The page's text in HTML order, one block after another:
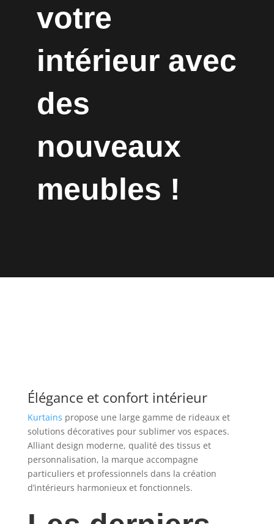
votre
intérieur avec
des
nouveaux
meubles !
Élégance et confort intérieur
Kurtains propose une large gamme de rideaux et
solutions décoratives pour sublimer vos espaces.
Alliant design moderne, qualité des tissus et
personnalisation, la marque accompagne
particuliers et professionnels dans la création
d’intérieurs harmonieux et fonctionnels.